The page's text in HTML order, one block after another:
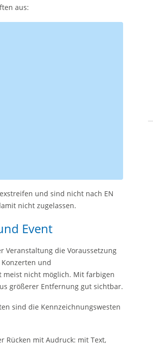
aus:
und sind nicht nach EN
nicht zugelassen.
Event
Veranstaltung die Voraussetzung
und
meist nicht möglich. Mit farbigen
größerer Entfernung gut sichtbar.
sind die Kennzeichnungswesten
Rücken mit Audruck: mit Text,